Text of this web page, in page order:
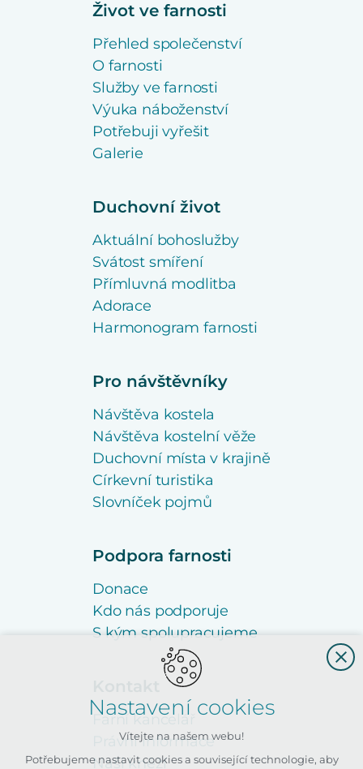
Život ve farnosti
Přehled společenství
O farnosti
Služby ve farnosti
Výuka náboženství
Potřebuji vyřešit
Galerie
Duchovní život
Aktuální bohoslužby
Svátost smíření
Přímluvná modlitba
Adorace
Harmonogram farnosti
Pro návštěvníky
Návštěva kostela
Návštěva kostelní věže
Duchovní místa v krajině
Církevní turistika
Slovníček pojmů
Podpora farnosti
Donace
Kdo nás podporuje
S kým spolupracujeme
Farní kancelář
Právní informace
Naši kněží
Nastavení cookies
Vítejte na našem webu!
Potřebujeme nastavit cookies a související technologie, aby